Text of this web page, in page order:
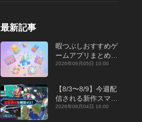
最新記事
暇つぶしおすすめゲ
ームアプリまとめ｜
オフライン対応あり
2026年08月05日 10:00
【8/3〜8/9】今週配
信される新作スマホ
ゲームをまとめてお
2026年08月04日 16:00